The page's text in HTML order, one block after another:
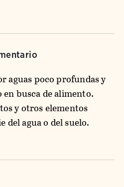
aguas poco profundas y
busca de alimento.
y otros elementos
del agua o del suelo.